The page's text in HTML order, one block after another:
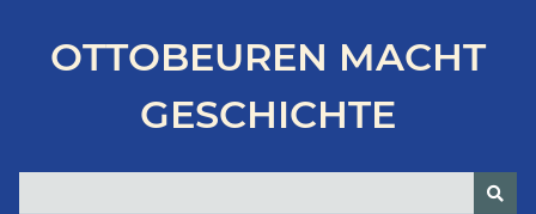
OTTOBEUREN MACHT
GESCHICHTE